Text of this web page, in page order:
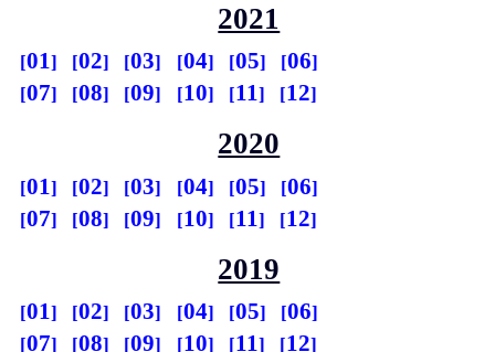
2021
01 02 03 04 05
06
07
08 09 10 11 12
2020
01 02 03 04 05
06
07
08 09 10 11 12
2019
01 02 03 04 05
06
07
08 09 10 11 12